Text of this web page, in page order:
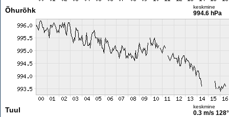
Õhurõhk keskmine
994.6 hPa
Tuul keskmine
0.3 m/s 128°